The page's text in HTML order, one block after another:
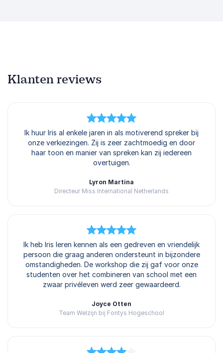
Klanten reviews
5van 5
Ik huur Iris al enkele jaren in als motiverend spreker bij
onze verkiezingen. Zij is zeer zachtmoedig en door
haar toon en manier van spreken kan zij iedereen
overtuigen.
Lyron Martina
Directeur Miss International Netherlands
5van5
Ik heb Iris leren kennen als een gedreven en vriendelijk
persoon die graag anderen ondersteunt in bijzondere
omstandigheden. De workshop die zij gaf voor onze
studenten over het combineren van school met een
zwaar privéleven werd zeer gewaardeerd.
Joyce Otten
Team Welzijn bij Fontys Hogeschool